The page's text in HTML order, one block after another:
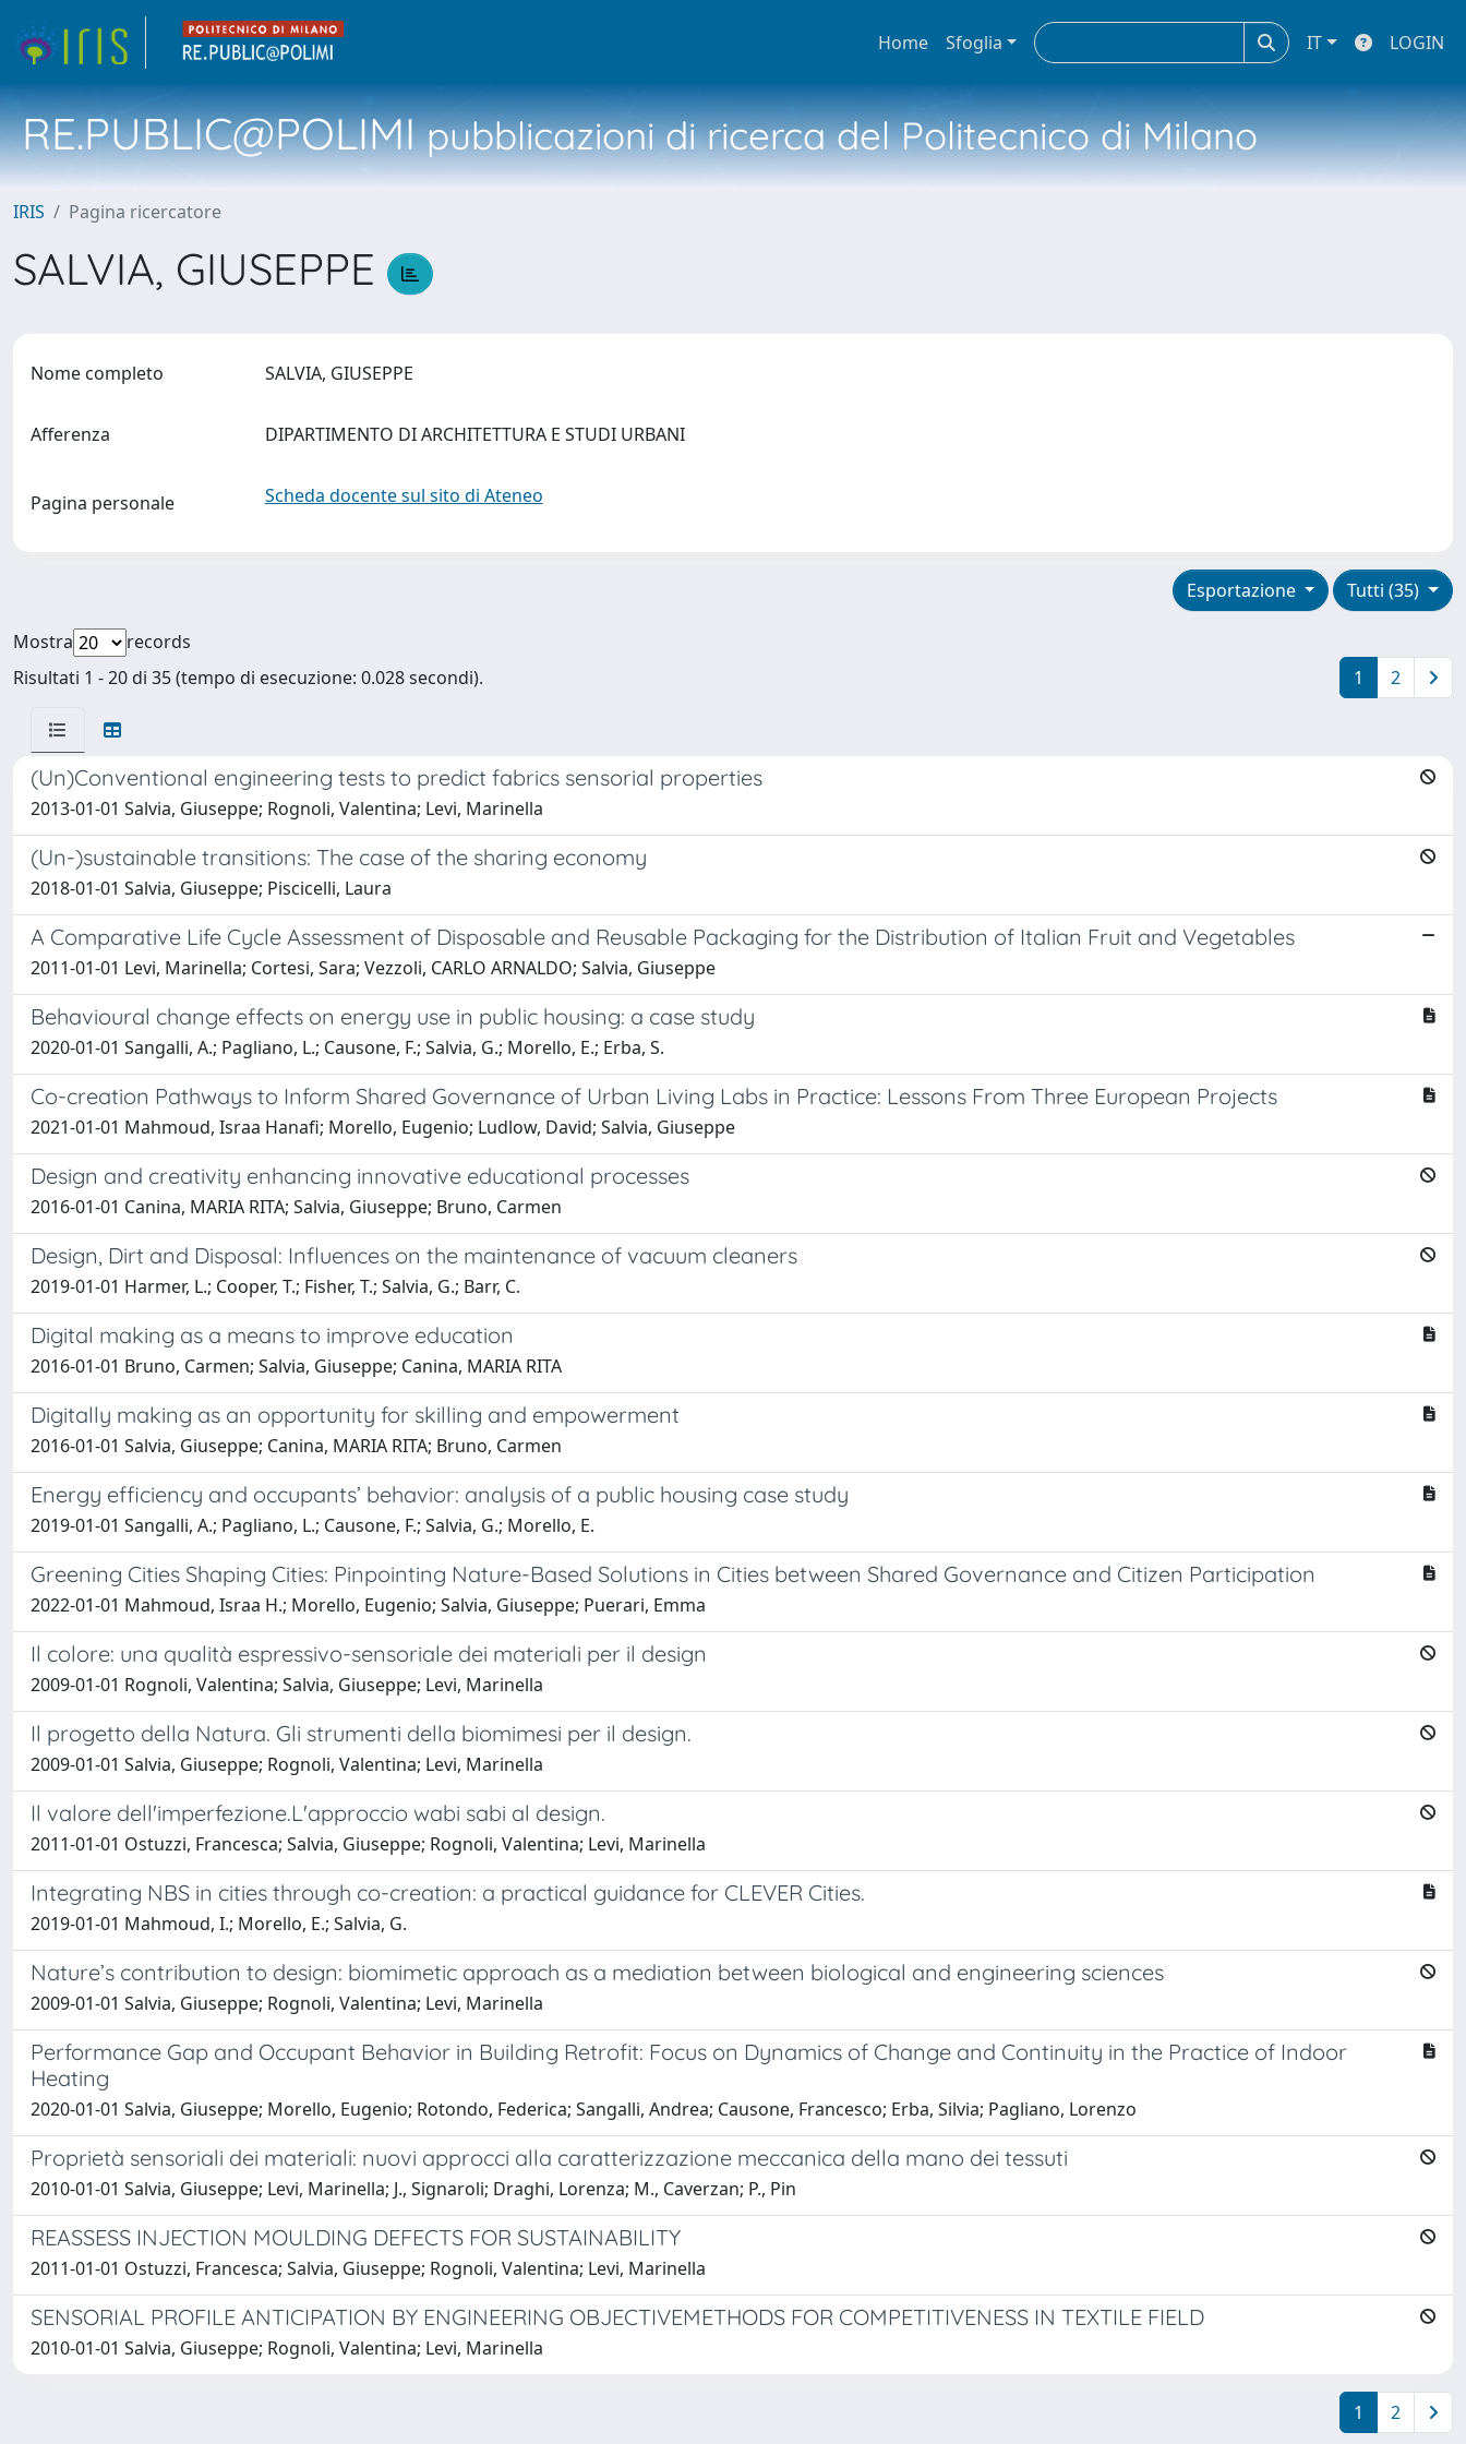
Home Sfoglia IT LOGIN
RE.PUBLIC@POLIMIpubblicazioni di ricerca del Politecnico di Milano
IRIS Pagina ricercatore
SALVIA, GIUSEPPE
Nome completo SALVIA, GIUSEPPE
Afferenza DIPARTIMENTO DI ARCHITETTURA E STUDI URBANI
Pagina personale Scheda docente sul sito di Ateneo
Tutti (35)
Esportazione
Mostra
records
Risultati 1 - 20 di 35 (tempo di esecuzione: 0.028 secondi).
1 2
(Un)Conventional engineering tests to predict fabrics sensorial properties
2013-01-01 Salvia, Giuseppe; Rognoli, Valentina; Levi, Marinella
(Un-)sustainable transitions: The case of the sharing economy
2018-01-01 Salvia, Giuseppe; Piscicelli, Laura
A Comparative Life Cycle Assessment of Disposable and Reusable Packaging for the Distribution of Italian Fruit and Vegetables
2011-01-01 Levi, Marinella; Cortesi, Sara; Vezzoli, CARLO ARNALDO; Salvia, Giuseppe
Behavioural change effects on energy use in public housing: a case study
2020-01-01 Sangalli, A.; Pagliano, L.; Causone, F.; Salvia, G.; Morello, E.; Erba, S.
Co-creation Pathways to Inform Shared Governance of Urban Living Labs in Practice: Lessons From Three European Projects
2021-01-01 Mahmoud, Israa Hanafi; Morello, Eugenio; Ludlow, David; Salvia, Giuseppe
Design and creativity enhancing innovative educational processes
2016-01-01 Canina, MARIA RITA; Salvia, Giuseppe; Bruno, Carmen
Design, Dirt and Disposal: Influences on the maintenance of vacuum cleaners
2019-01-01 Harmer, L.; Cooper, T.; Fisher, T.; Salvia, G.; Barr, C.
Digital making as a means to improve education
2016-01-01 Bruno, Carmen; Salvia, Giuseppe; Canina, MARIA RITA
Digitally making as an opportunity for skilling and empowerment
2016-01-01 Salvia, Giuseppe; Canina, MARIA RITA; Bruno, Carmen
Energy efficiency and occupants’ behavior: analysis of a public housing case study
2019-01-01 Sangalli, A.; Pagliano, L.; Causone, F.; Salvia, G.; Morello, E.
Greening Cities Shaping Cities: Pinpointing Nature-Based Solutions in Cities between Shared Governance and Citizen Participation
2022-01-01 Mahmoud, Israa H.; Morello, Eugenio; Salvia, Giuseppe; Puerari, Emma
Il colore: una qualità espressivo-sensoriale dei materiali per il design
2009-01-01 Rognoli, Valentina; Salvia, Giuseppe; Levi, Marinella
Il progetto della Natura. Gli strumenti della biomimesi per il design.
2009-01-01 Salvia, Giuseppe; Rognoli, Valentina; Levi, Marinella
Il valore dell'imperfezione.L'approccio wabi sabi al design.
2011-01-01 Ostuzzi, Francesca; Salvia, Giuseppe; Rognoli, Valentina; Levi, Marinella
Integrating NBS in cities through co-creation: a practical guidance for CLEVER Cities.
2019-01-01 Mahmoud, I.; Morello, E.; Salvia, G.
Nature’s contribution to design: biomimetic approach as a mediation between biological and engineering sciences
2009-01-01 Salvia, Giuseppe; Rognoli, Valentina; Levi, Marinella
Performance Gap and Occupant Behavior in Building Retrofit: Focus on Dynamics of Change and Continuity in the Practice of Indoor
Heating
2020-01-01 Salvia, Giuseppe; Morello, Eugenio; Rotondo, Federica; Sangalli, Andrea; Causone, Francesco; Erba, Silvia; Pagliano, Lorenzo
Proprietà sensoriali dei materiali: nuovi approcci alla caratterizzazione meccanica della mano dei tessuti
2010-01-01 Salvia, Giuseppe; Levi, Marinella; J., Signaroli; Draghi, Lorenza; M., Caverzan; P., Pin
REASSESS INJECTION MOULDING DEFECTS FOR SUSTAINABILITY
2011-01-01 Ostuzzi, Francesca; Salvia, Giuseppe; Rognoli, Valentina; Levi, Marinella
SENSORIAL PROFILE ANTICIPATION BY ENGINEERING OBJECTIVEMETHODS FOR COMPETITIVENESS IN TEXTILE FIELD
2010-01-01 Salvia, Giuseppe; Rognoli, Valentina; Levi, Marinella
1 2